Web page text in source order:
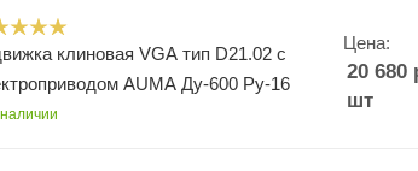
клиновая VGA тип D21.02 с
AUMA Ду-600 Ру-16
Цена:
20 680
шт